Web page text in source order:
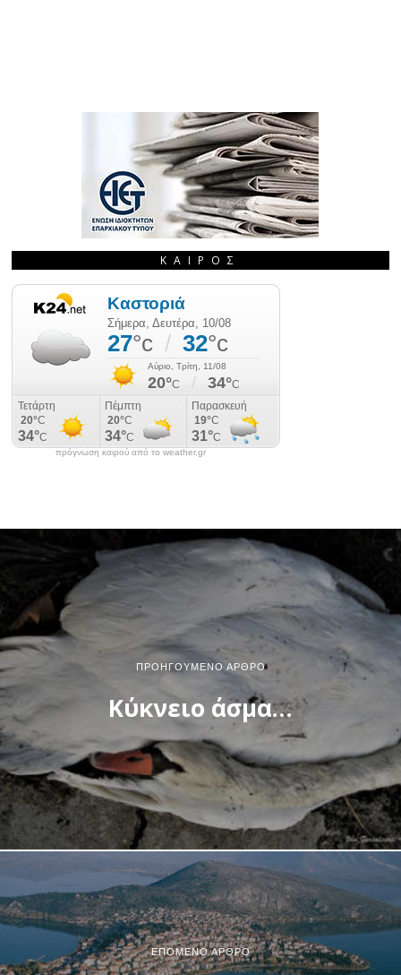
ΚΑΙΡΌΣ
πρόγνωση καιρού από το weather.gr
ΠΡΟΗΓΟΎΜΕΝΟ ΆΡΘΡΟ
Κύκνειο άσμα…
ΕΠΌΜΕΝΟ ΆΡΘΡΟ